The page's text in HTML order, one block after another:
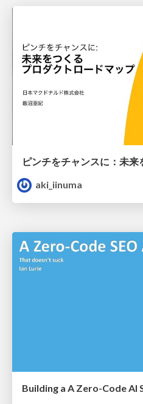
aki_iinuma
Building a A Zero-Code AI